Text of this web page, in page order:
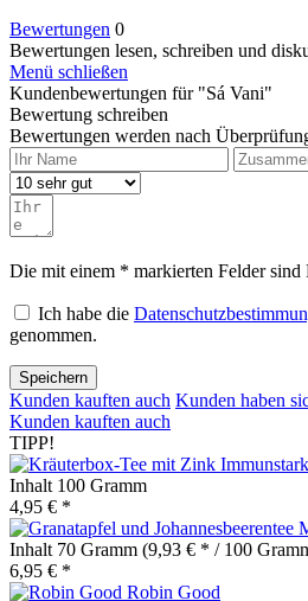
Bewertungen 0
Bewertungen lesen, schreiben und
Menü schließen
Kundenbewertungen für "Sá Vani"
Bewertung schreiben
Bewertungen werden nach
Die mit einem * markierten Felder sind
Ich habe die
genommen.
Speichern
Kunden kauften auch Kunden haben
Kunden kauften auch
TIPP!
Inhalt 100 Gramm
4,95 € *
Inhalt 70 Gramm (9,93 € * / 100
6,95 € *
Robin Good